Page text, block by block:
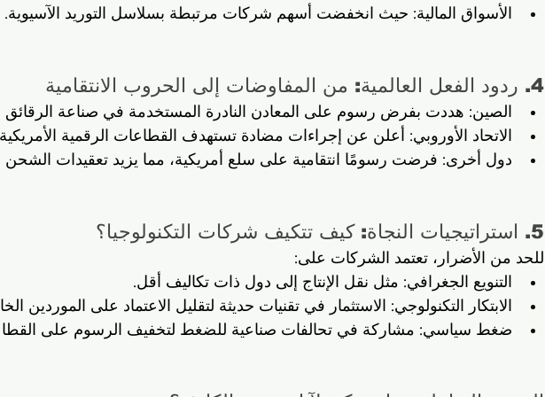
الأسواق المالية: حيث انخفضت أسهم شركات مرتبطة بسلاسل التوريد الآسيوية.
4. ردود الفعل العالمية: من المفاوضات إلى الحروب الانتقامية
الصين: هددت بفرض رسوم على المعادن النادرة المستخدمة في صناعة الرقائق
الاتحاد الأوروبي: أعلن عن إجراءات مضادة تستهدف القطاعات الرقمية
دول أخرى: فرضت رسومًا انتقامية على سلع أمريكية، مما يزيد تعقيدات الشحن
5. استراتيجيات النجاة: كيف تتكيف شركات التكنولوجيا؟
للحد من الأضرار، تعتمد الشركات على:
التنويع الجغرافي: مثل نقل الإنتاج إلى دول ذات تكاليف أقل.
الابتكار التكنولوجي: الاستثمار في تقنيات حديثة لتقليل الاعتماد على الموردين
ضغط سياسي: مشاركة في تحالفات صناعية للضغط لتخفيف الرسوم على